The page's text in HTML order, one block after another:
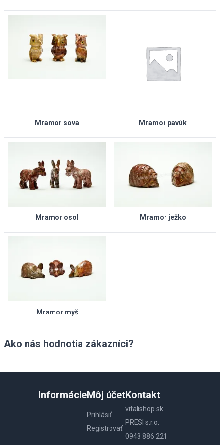
Mramor sova Mramor pavúk
Mramor osol Mramor ježko
Mramor myš
Ako nás hodnotia zákazníci?
InformácieMôj účet
Prihlásiť
Registrovať
Kontakt
vitalishop.sk
PRESI s.r.o.
0948 886 221